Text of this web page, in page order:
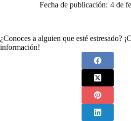
Fecha de publicación: 4 de
¿Conoces a alguien que esté estresado?
información!